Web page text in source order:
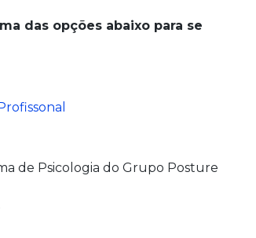
das opções abaixo para se
Profissonal
de Psicologia do Grupo Posture